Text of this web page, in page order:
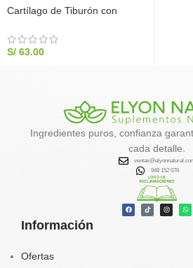
Cartílago de Tiburón con
Natural
S/ 63.00
Información
Ofertas
Ingredientes puros, confianza
cada detalle.
948 152 076